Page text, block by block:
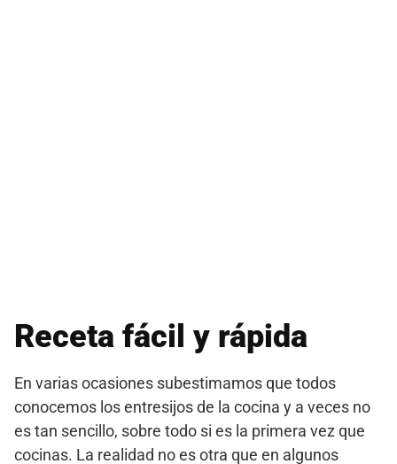
Receta fácil y rápida
En varias ocasiones subestimamos que todos
conocemos los entresijos de la cocina y a veces no
es tan sencillo, sobre todo si es la primera vez que
cocinas. La realidad no es otra que en algunos